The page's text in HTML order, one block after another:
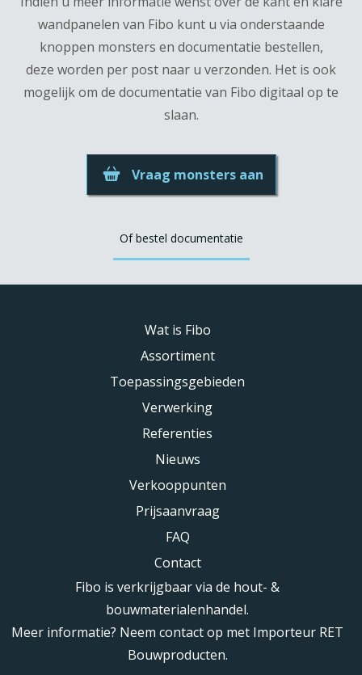
wandpanelen van Fibo kunt u via onderstaande
knoppen monsters en documentatie bestellen,
deze worden per post naar u verzonden. Het is ook
mogelijk om de documentatie van Fibo digitaal op te
slaan.
Vraag monsters aan
Of bestel documentatie
Wat is Fibo
Assortiment
Toepassingsgebieden
Verwerking
Referenties
Nieuws
Verkooppunten
Prijsaanvraag
FAQ
Contact
Fibo is verkrijgbaar via de hout- &
bouwmaterialenhandel.
Meer informatie? Neem contact op met Importeur RET
Bouwproducten.